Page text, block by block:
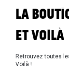
LA
ET VOILÀ
Retrouvez toutes
Voilà !